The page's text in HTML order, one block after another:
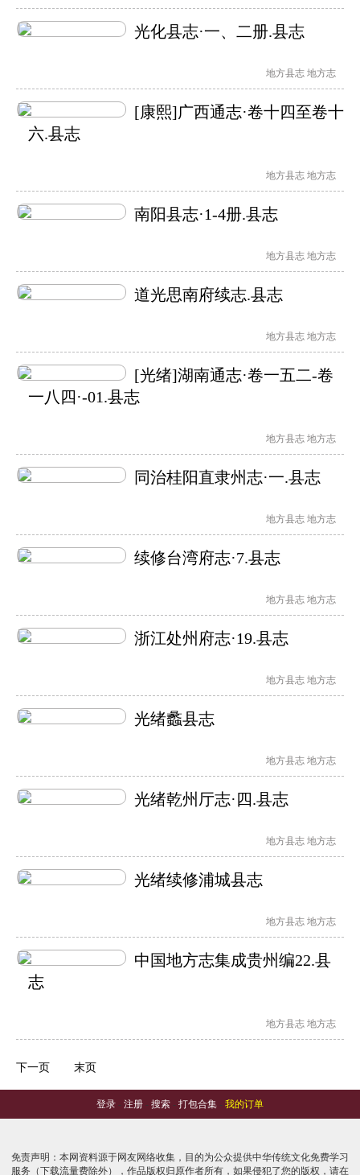
光化县志·一、二册.县志
地方县志 地方志
[康熙]广西通志·卷十四至卷十
六.县志
地方县志 地方志
南阳县志·1-4册.县志
地方县志 地方志
道光思南府续志.县志
地方县志 地方志
[光绪]湖南通志·卷一五二-卷
一八四·-01.县志
地方县志 地方志
同治桂阳直隶州志·一.县志
地方县志 地方志
续修台湾府志·7.县志
地方县志 地方志
浙江处州府志·19.县志
地方县志 地方志
光绪蠡县志
地方县志 地方志
光绪乾州厅志·四.县志
地方县志 地方志
光绪续修浦城县志
地方县志 地方志
中国地方志集成贵州编22.县
志
地方县志 地方志
下一页 末页
登录 - 注册 - 搜索 - 打包合集 - 我的订单
免责声明：本网资料源于网友网络收集，目的为公众提供中华传统文化免费学习
服务（下载流量费除外），作品版权归原作者所有，如果侵犯了您的版权，请在